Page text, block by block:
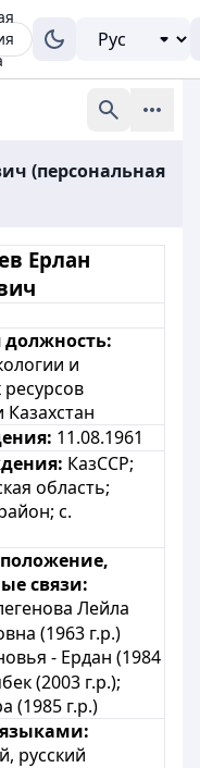
(персональная
Ерлан
должность:
и
Казахстан
11.08.1961
КазССР;
область;
с.
связи:
Лейла
(1963 г.р.)
- Ердан (1984
(2003 г.р.);
(1985 г.р.)
русский